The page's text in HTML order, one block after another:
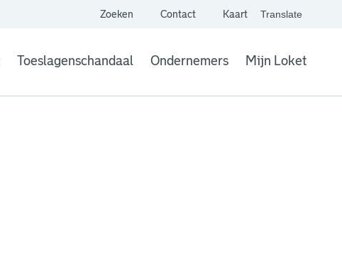
Zoeken Contact Kaart
. Link opent een
Translate
website,
Vertaal
Toeslagenschandaal Ondernemers Mijn Loket
. Link opent een